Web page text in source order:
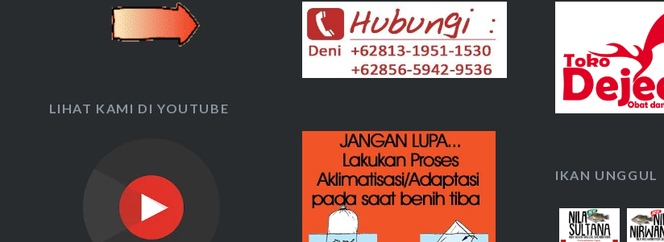
LIHAT KAMI DI YOUTUBE
IKAN UNGGUL